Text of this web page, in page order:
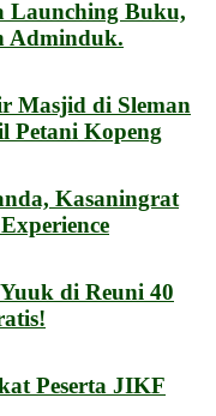
Launching Buku,
Adminduk.
Masjid di Sleman
Petani Kopeng
Kasaningrat
di Reuni 40
Peserta JIKF